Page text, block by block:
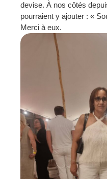
devise. À nos côtés
pourraient y ajouter : «
Merci à eux.